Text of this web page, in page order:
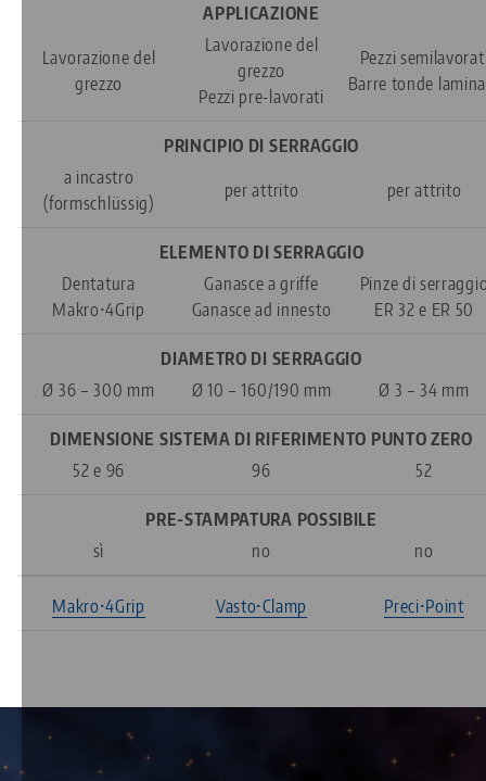
APPLICAZIONE
Lavorazione del
grezzo
Lavorazione del
grezzo
Pezzi pre-lavorati
Pezzi
Barre tonde
PRINCIPIO DI SERRAGGIO
a incastro
(formschlüssig)
per attrito per attrito
ELEMENTO DI SERRAGGIO
Dentatura
Makro•4Grip
Ganasce a griffe
Ganasce ad innesto
Pinze di
ER 32 e ER 50
DIAMETRO DI SERRAGGIO
Ø 36 – 300 mm
Ø 10 – 160/190 mm Ø 3 – 34 mm
DIMENSIONE SISTEMA DI RIFERIMENTO PUNTO ZERO
52 e 96
96 52
PRE-STAMPATURA POSSIBILE
sì
no no
Makro•4Grip Vasto•Clamp Preci•Point